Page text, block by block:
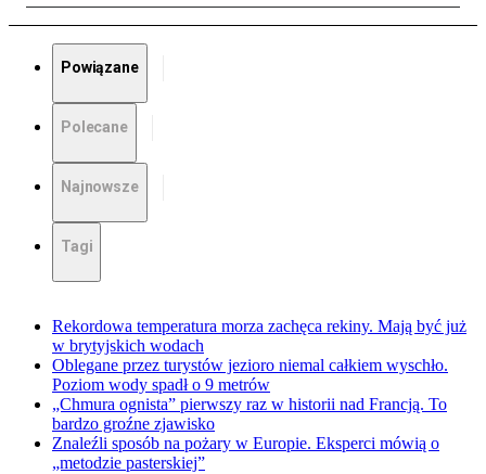
Powiązane
Polecane
Najnowsze
Tagi
Rekordowa temperatura morza zachęca rekiny. Mają być już
w brytyjskich wodach
Oblegane przez turystów jezioro niemal całkiem wyschło.
Poziom wody spadł o 9 metrów
„Chmura ognista” pierwszy raz w historii nad Francją. To
bardzo groźne zjawisko
Znaleźli sposób na pożary w Europie. Eksperci mówią o
„metodzie pasterskiej”